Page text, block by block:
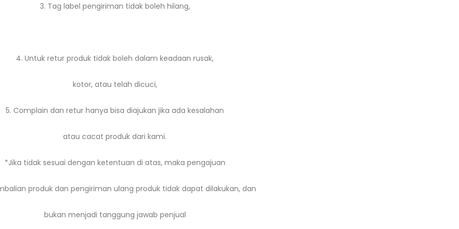
3. Tag label pengiriman tidak boleh hilang,
4. Untuk retur produk tidak boleh dalam keadaan rusak,
kotor, atau telah dicuci,
5. Complain dan retur hanya bisa diajukan jika ada kesalahan
atau cacat produk dari kami.
*Jika tidak sesuai dengan ketentuan di atas, maka pengajuan
produk dan pengiriman ulang produk tidak dapat dilakukan, dan
bukan menjadi tanggung jawab penjual